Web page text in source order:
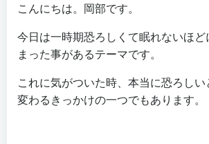
こんにちは。岡部です。
今日は一時期恐ろしくて眠れないほど
まった事があるテーマです。
これに気がついた時、本当に恐ろし
変わるきっかけの一つでもあります。